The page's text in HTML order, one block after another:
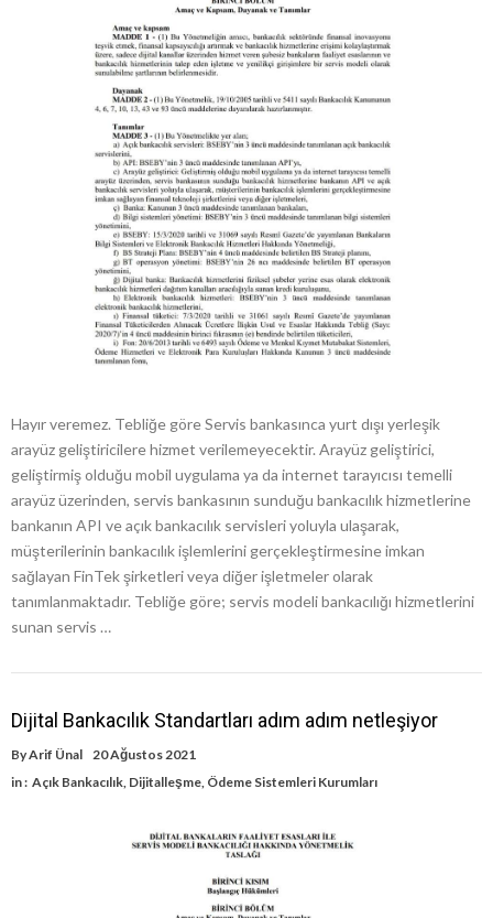
Hayır veremez. Tebliğe göre Servis bankasınca yurt dışı yerleşik
arayüz geliştiricilere hizmet verilemeyecektir. Arayüz geliştirici,
geliştirmiş olduğu mobil uygulama ya da internet tarayıcısı temelli
arayüz üzerinden, servis bankasının sunduğu bankacılık hizmetlerine
bankanın API ve açık bankacılık servisleri yoluyla ulaşarak,
müşterilerinin bankacılık işlemlerini gerçekleştirmesine imkan
sağlayan FinTek şirketleri veya diğer işletmeler olarak
tanımlanmaktadır. Tebliğe göre; servis modeli bankacılığı hizmetlerini
sunan servis …
Dijital Bankacılık Standartları adım adım netleşiyor
ByArif Ünal
20 Ağustos 2021
in : Açık Bankacılık Dijitalleşme Ödeme Sistemleri Kurumları